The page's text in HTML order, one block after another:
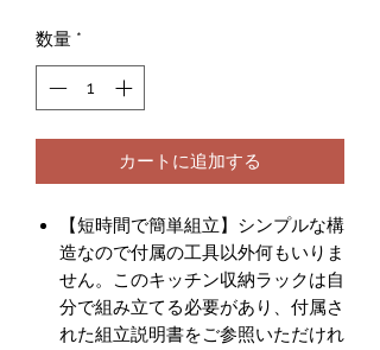
数量 *
カートに追加する
【短時間で簡単組立】シンプルな構
造なので付属の工具以外何もいりま
せん。このキッチン収納ラックは自
分で組み立てる必要があり、付属さ
れた組立説明書をご参照いただけれ